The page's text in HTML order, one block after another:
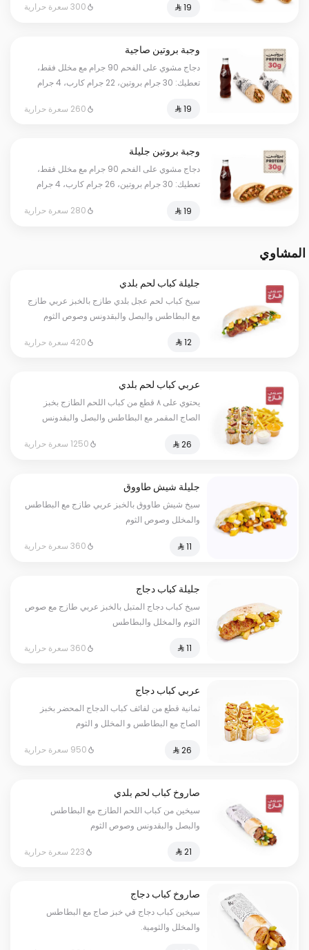
وموثقة بفحص مختبر معتمد؛ كل وانت مرتاح.
300 سعرة حرارية
وجبة بروتين صاجية
دجاج مشوي على الفحم 90 جرام مع مخلل فقط،
تعطيك: 30 جرام بروتين، 22 جرام كارب، 4 جرام
وموثقة بفحص مختبر معتمد؛ كل وانت مرتاح.
260 سعرة حرارية
وجبة بروتين جليلة
دجاج مشوي على الفحم 90 جرام مع مخلل فقط،
تعطيك: 30 جرام بروتين، 26 جرام كارب، 4 جرام
وموثقة بفحص مختبر معتمد؛ كل وانت مرتاح.
280 سعرة حرارية
المشاوي
جليلة كباب لحم بلدي
سيخ كباب لحم عجل بلدي طازج بالخبز عربي طازج
مع البطاطس والبصل والبقدونس وصوص الثوم
⁨⁦‪‬ 12⁩ 420 سعرة حرارية
عربي كباب لحم بلدي
يحتوي على ٨ قطع من كباب اللحم الطازج بخبز
الصاج المقمر مع البطاطس والبصل والبقدونس
1250 سعرة حرارية
جليلة شيش طاووق
سيخ شيش طاووق بالخبز عربي طازج مع البطاطس
والمخلل وصوص الثوم
360 سعرة حرارية
جليلة كباب دجاج
سيخ كباب دجاج المتبل بالخبز عربي طازج مع صوص
الثوم والمخلل والبطاطس
360 سعرة حرارية
عربي كباب دجاج
ثمانية قطع من لفائف كباب الدجاج المحضر بخبز
الصاج مع البطاطس و المخلل و الثوم
950 سعرة حرارية
صاروخ كباب لحم بلدي
سيخين من كباب اللحم الطازج مع البطاطس
والبصل والبقدونس وصوص الثوم
223 سعرة حرارية
صاروخ كباب دجاج
سيخين كباب دجاج في خبز صاج مع البطاطس
والمخلل والثومية.